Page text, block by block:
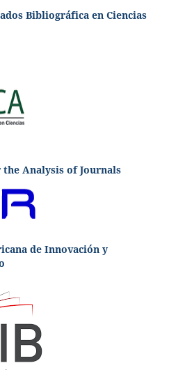
Bibliográfica en Ciencias
Analysis of Journals
de Innovación y